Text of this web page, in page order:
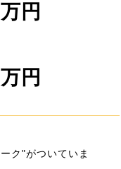
ク"がついていま
円
円